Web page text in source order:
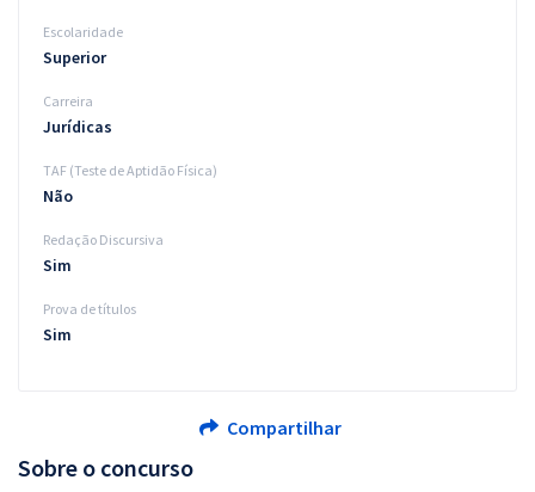
Sobre o concurso
Escolaridade
Superior
Carreira
Jurídicas
TAF (Teste de Aptidão Física)
Não
Redação Discursiva
Sim
Prova de títulos
Sim
Compartilhar